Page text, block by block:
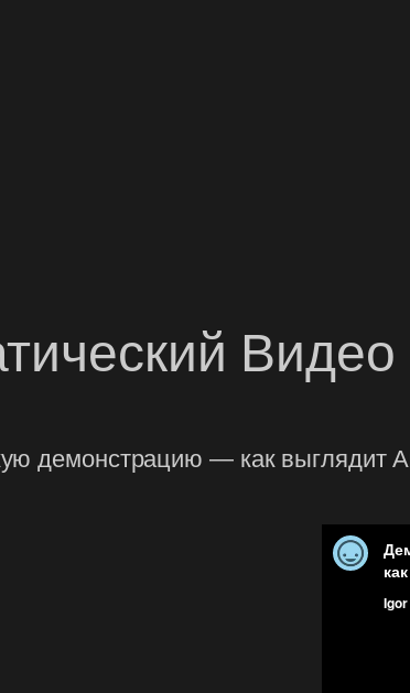
демонстрацию — как выглядит